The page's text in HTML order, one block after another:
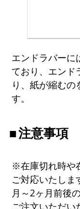
エンドラバーに
ており、エンド
り、紙が縮むの
す。
注意事項
※在庫切れ時や
ご対応いたしま
月～2ヶ月前後
ご注文いただい